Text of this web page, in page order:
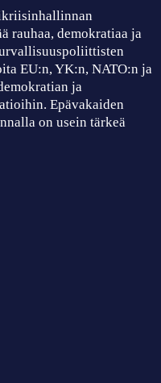
rauhaa, demokratiaa ja
EU:n, YK:n, NATO:n ja
ja
Epävakaiden
on usein tärkeä